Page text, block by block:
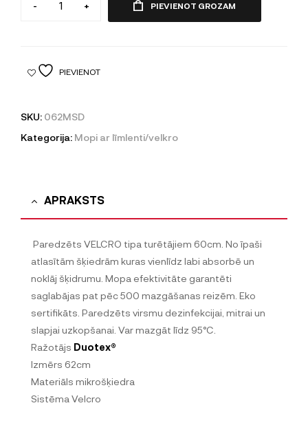
- + PIEVIENOT GROZAM
PIEVIENOT
SKU: 062MSD
Kategorija: Mopi ar līmlenti/velkro
APRAKSTS
Paredzēts VELCRO tipa turētājiem 60cm. No īpaši
atlasītām šķiedrām kuras vienlīdz labi absorbē un
noklāj šķidrumu. Mopa efektivitāte garantēti
saglabājas pat pēc 500 mazgāšanas reizēm. Eko
sertifikāts. Paredzēts virsmu dezinfekcijai, mitrai un
slapjai uzkopšanai. Var mazgāt līdz 95°C.
Ražotājs Duotex®
Izmērs 62cm
Materiāls mikrošķiedra
Sistēma Velcro